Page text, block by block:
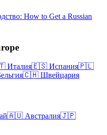
: How to Get a Russian
Италия🇪🇸 Испания🇵🇱
🇨🇭 Швейцария
🇦🇺 Австралия🇯🇵